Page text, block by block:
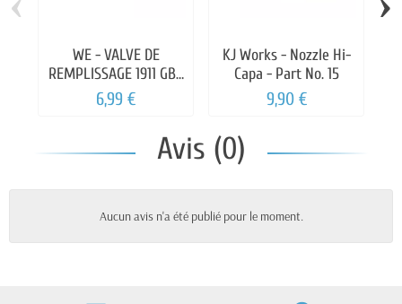
WE - VALVE DE
REMPLISSAGE 1911 GBB
N°83
6,99 €
KJ Works - Nozzle Hi-
Capa - Part No. 15
9,90 €
Avis (0)
Aucun avis n'a été publié pour le moment.